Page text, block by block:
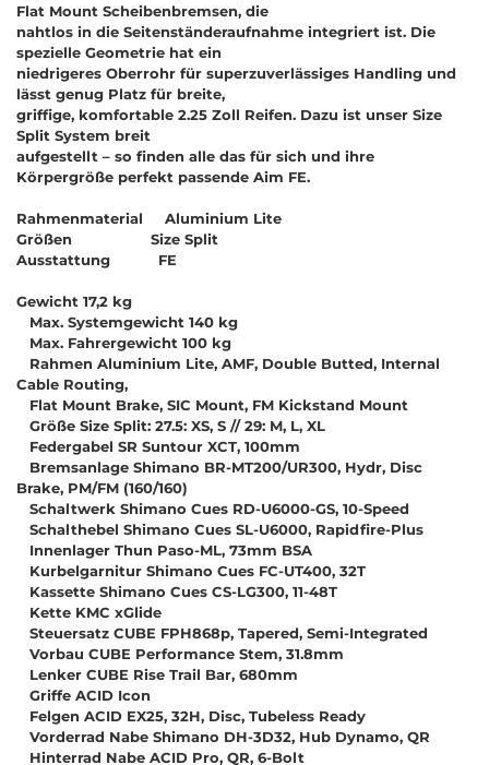
Flat Mount Scheibenbremsen, die
nahtlos in die Seitenständeraufnahme integriert ist. Die
spezielle Geometrie hat ein
niedrigeres Oberrohr für superzuverlässiges Handling und
lässt genug Platz für breite,
griffige, komfortable 2.25 Zoll Reifen. Dazu ist unser Size
Split System breit
aufgestellt – so finden alle das für sich und ihre
Körpergröße perfekt passende Aim FE.
Rahmenmaterial Aluminium Lite
Größen Size Split
Ausstattung FE
Gewicht 17,2 kg
Max. Systemgewicht 140 kg
Max. Fahrergewicht 100 kg
Rahmen Aluminium Lite, AMF, Double Butted, Internal
Cable Routing,
Flat Mount Brake, SIC Mount, FM Kickstand Mount
Größe Size Split: 27.5: XS, S // 29: M, L, XL
Federgabel SR Suntour XCT, 100mm
Bremsanlage Shimano BR-MT200/UR300, Hydr, Disc
Brake, PM/FM (160/160)
Schaltwerk Shimano Cues RD-U6000-GS, 10-Speed
Schalthebel Shimano Cues SL-U6000, Rapidfire-Plus
Innenlager Thun Paso-ML, 73mm BSA
Kurbelgarnitur Shimano Cues FC-UT400, 32T
Kassette Shimano Cues CS-LG300, 11-48T
Kette KMC xGlide
Steuersatz CUBE FPH868p, Tapered, Semi-Integrated
Vorbau CUBE Performance Stem, 31.8mm
Lenker CUBE Rise Trail Bar, 680mm
Griffe ACID Icon
Felgen ACID EX25, 32H, Disc, Tubeless Ready
Vorderrad Nabe Shimano DH-3D32, Hub Dynamo, QR
Hinterrad Nabe ACID Pro, QR, 6-Bolt